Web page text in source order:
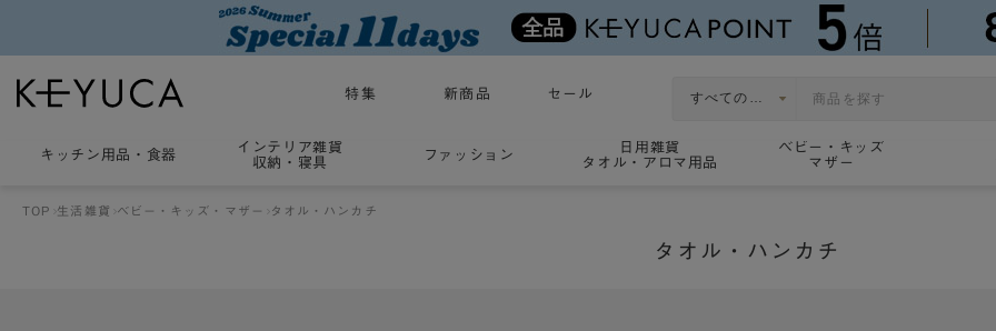
特集 新商品 セール
キッチン用品 ・ 食器
インテリア雑貨
収納・寝具
ファッション
日用雑貨
タオル・アロマ用品
ベビー・キッズ
マザー
TOP 生活雑貨 ベビー・キッズ・マザー タオル・ハンカチ
タオル・ハンカチ